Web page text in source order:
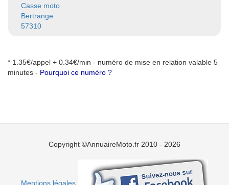
Casse moto
Bertrange
57310
* 1.35€/appel + 0.34€/min - numéro de mise en relation valable 5
minutes - Pourquoi ce numéro ?
Copyright ©AnnuaireMoto.fr 2010 - 2026
Mentions légales